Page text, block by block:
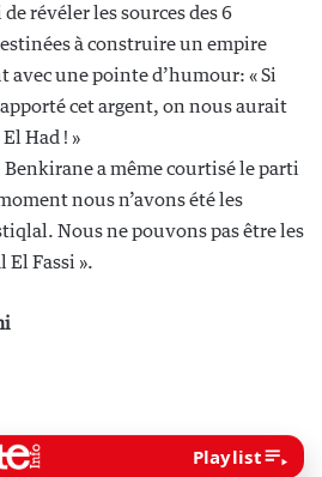
révéler les sources des 6
à construire un empire
une pointe d’humour: « Si
cet argent, on nous aurait
Had ! »
a même courtisé le parti
nous n’avons été les
Nous ne pouvons pas être les
El Fassi ».
Playlist